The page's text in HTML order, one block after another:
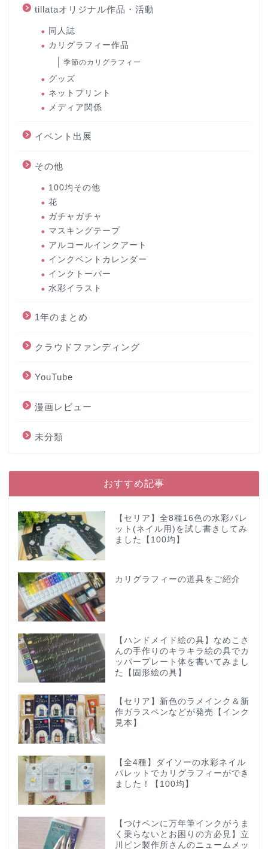
tillataオリジナル作品・活動
同人誌
カリグラフィー作品
季節のカリグラフィー
グッズ
ネットプリント
メディア関係
イベント出展
その他
100均その他
花
ガチャガチャ
マスキングテープ
アルコールインクアート
インクベントカレンダー
インクトーバー
水彩イラスト
1年のまとめ
クラウドファンディング
YouTube
漫画レビュー
未分類
おすすめ記事
【セリア】全8種16色の水彩パレ
ット(ネイル用)を試し書きしてみ
ました【100均】
カリグラフィーの道具をご紹介
【ハンドメイド絵の具】なめこさ
んの手作りのキラキラ絵の具でカ
ッパープレート体を書いてみまし
た【固形絵の具】
【セリア】新色のラメインク＆新
作ガラスペンなどが発売【インク
見本】
【全4種】ダイソーの水彩ネイル
パレットでカリグラフィーができ
ました！【100均】
【つけペンに万年筆インクがうま
く乗らないとお困りの方必見】立
川ピン製作所さんのニュームメッ